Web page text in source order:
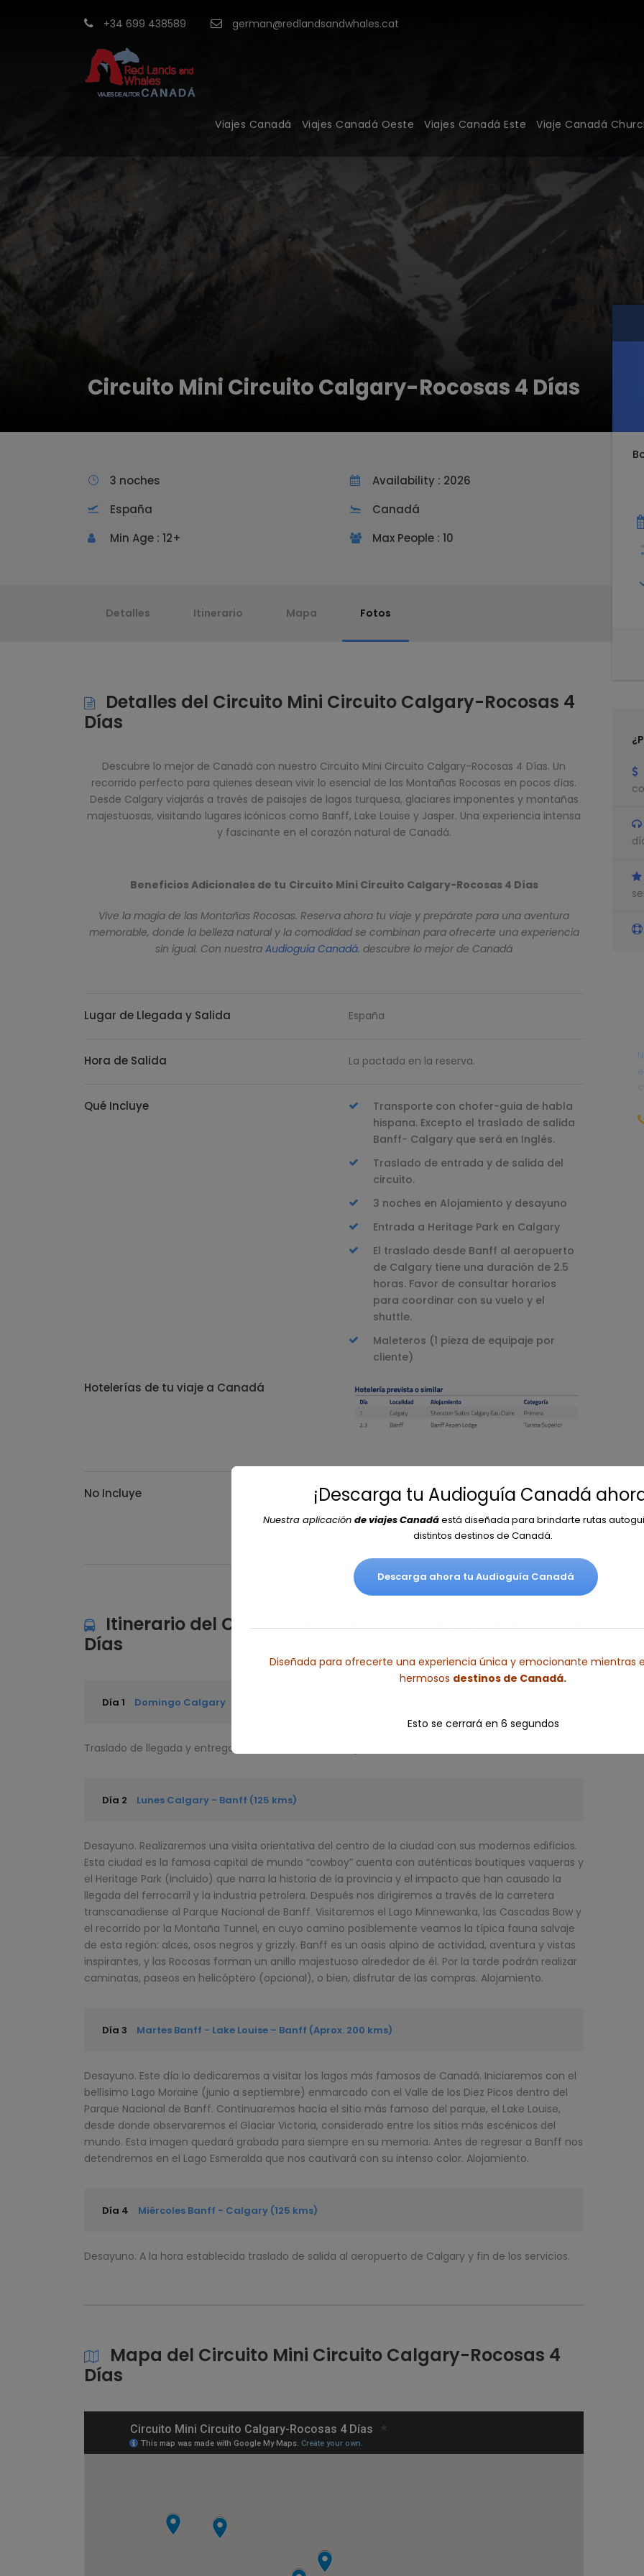
+34 699 438589 german@redlandsandwhales.cat
Viajes Canadá Viajes Canadá Oeste Viajes Canadá Este Viaje Canadá
Circuito Mini Circuito Calgary-Rocosas 4 Días
3 noches
Availability : 2026
España
Canadá
Min Age : 12+
Max People : 10
Detalles Itinerario Mapa Fotos
Detalles del Circuito Mini Circuito Calgary-Rocosas 4
Días
Descubre lo mejor de Canadá con nuestro Circuito Mini Circuito Calgary-Rocosas 4 Días. Un
recorrido perfecto para quienes desean vivir lo esencial de las Montañas Rocosas en pocos días.
Desde Calgary viajarás a través de paisajes de lagos turquesa, glaciares imponentes y montañas
majestuosas, visitando lugares icónicos como Banff, Lake Louise y Jasper. Una experiencia intensa
y fascinante en el corazón natural de Canadá.
Beneficios Adicionales de tu Circuito Mini Circuito Calgary-Rocosas 4 Días
Vive la magia de las Montañas Rocosas. Reserva ahora tu viaje y prepárate para una aventura
memorable, donde la belleza natural y la comodidad se combinan para ofrecerte una experiencia
sin igual. Con nuestra Audioguía Canadá. descubre lo mejor de Canadá
Lugar de Llegada y Salida España
Hora de Salida La pactada en la reserva.
Qué Incluye
Transporte con chofer-guia de habla
hispana. Excepto el traslado de salida
Banff- Calgary que será en Inglés.
Traslado de entrada y de salida del
circuito.
3 noches en Alojamiento y desayuno
Entrada a Heritage Park en Calgary
El traslado desde Banff al aeropuerto
de Calgary tiene una duración de 2.5
horas. Favor de consultar horarios
para coordinar con su vuelo y el
shuttle.
Maleteros (1 pieza de equipaje por
cliente)
Hotelerías de tu viaje a Canadá
No Incluye
Vuelos Internacionales
Comidas y Bebidas no mencionadas
Propinas
Itinerario del Circuito Mini Circuito Calgary-Rocosas 4
Días
Día 1 Domingo Calgary
Traslado de llegada y entrega de documentación. Alojamiento.
Día 2 Lunes Calgary - Banff (125 kms)
Desayuno. Realizaremos una visita orientativa del centro de la ciudad con sus modernos edificios.
Esta ciudad es la famosa capital de mundo “cowboy” cuenta con auténticas boutiques vaqueras y
el Heritage Park (Incluido) que narra la historia de la provincia y el impacto que han causado la
llegada del ferrocarril y la industria petrolera. Después nos dirigiremos a través de la carretera
transcanadiense al Parque Nacional de Banff. Visitaremos el Lago Minnewanka, las Cascadas Bow y
el recorrido por la Montaña Tunnel, en cuyo camino posiblemente veamos la típica fauna salvaje
de esta región: alces, osos negros y grizzly. Banff es un oasis alpino de actividad, aventura y vistas
inspirantes, y las Rocosas forman un anillo majestuoso alrededor de él. Por la tarde podrán realizar
caminatas, paseos en helicóptero (opcional), o bien, disfrutar de las compras. Alojamiento.
Día 3 Martes Banff - Lake Louise – Banff (Aprox. 200 kms)
Desayuno. Este día lo dedicaremos a visitar los lagos más famosos de Canadá. Iniciaremos con el
bellísimo Lago Moraine (junio a septiembre) enmarcado con el Valle de los Diez Picos dentro del
Parque Nacional de Banff. Continuaremos hacía el sitio más famoso del parque, el Lake Louise,
desde donde observaremos el Glaciar Victoria, considerado entre los sitios más escénicos del
mundo. Esta imagen quedará grabada para siempre en su memoria. Antes de regresar a Banff nos
detendremos en el Lago Esmeralda que nos cautivará con su intenso color. Alojamiento.
Día 4 Miércoles Banff - Calgary (125 kms)
Desayuno. A la hora establecida traslado de salida al aeropuerto de Calgary y fin de los servicios.
Mapa del Circuito Mini Circuito Calgary-Rocosas 4
Días
¡Descarga tu Audioguía Canadá
Nuestra aplicación de viajes Canadáestá diseñada para brindarte rutas
distintos destinos de Canadá.
Descarga ahora tu Audioguía Canadá
Diseñada para ofrecerte una experiencia única y emocionante mientras
hermosos destinos de Canadá.
Esto se cerrará en 4 segundos